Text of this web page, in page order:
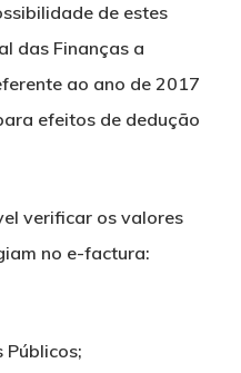
de estes
das Finanças a
ao ano de 2017
efeitos de dedução
verificar os valores
no e-factura:
Públicos;